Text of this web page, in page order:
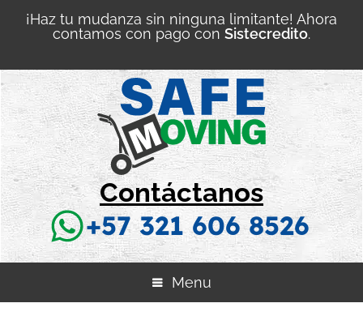
¡Haz tu mudanza sin ninguna limitante! Ahora
contamos con pago con Sistecredito.
Contáctanos
+57 321 606 8526
Menu